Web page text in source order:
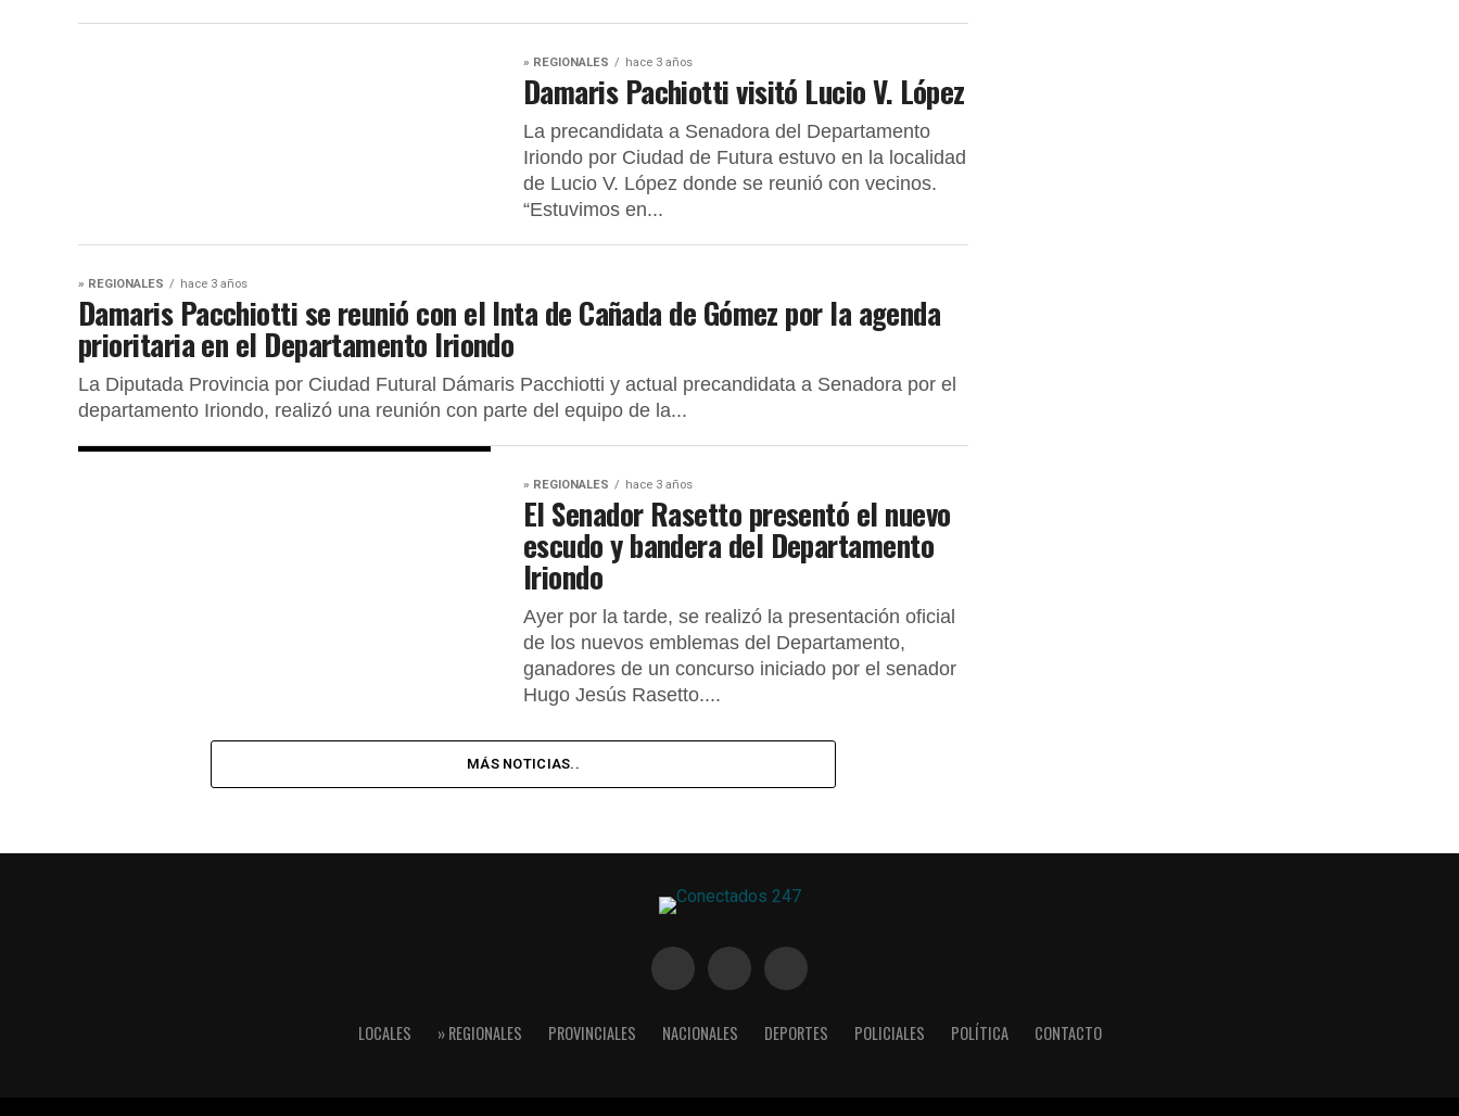
» REGIONALES hace 3 años
Damaris Pachiotti visitó Lucio V. López
La precandidata a Senadora del Departamento
Iriondo por Ciudad de Futura estuvo en la localidad
de Lucio V. López donde se reunió con vecinos.
“Estuvimos en...
» REGIONALES hace 3 años
Damaris Pacchiotti se reunió con el Inta de Cañada de Gómez por la agenda
prioritaria en el Departamento Iriondo
La Diputada Provincia por Ciudad Futural Dámaris Pacchiotti y actual precandidata a Senadora por el
departamento Iriondo, realizó una reunión con parte del equipo de la...
» REGIONALES hace 3 años
El Senador Rasetto presentó el nuevo
escudo y bandera del Departamento
Iriondo
Ayer por la tarde, se realizó la presentación oficial
de los nuevos emblemas del Departamento,
ganadores de un concurso iniciado por el senador
Hugo Jesús Rasetto....
MÁS NOTICIAS..
LOCALES » REGIONALES PROVINCIALES NACIONALES DEPORTES POLICIALES POLÍTICA CONTACTO